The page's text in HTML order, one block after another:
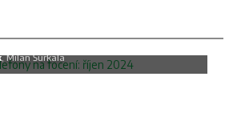
, Milan Šurkala